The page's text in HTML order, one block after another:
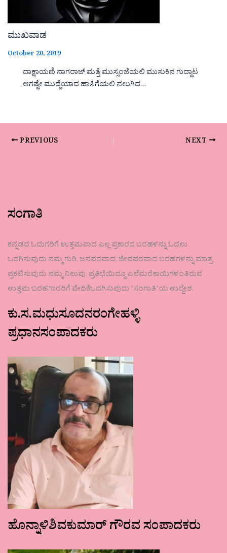
ಮುಖವಾಡ
October 20, 2019
ದಾಕ್ಷಾಯಣಿ ನಾಗರಾಜ್ ಮತ್ತೆ ಮುಸ್ಸಂಜೆಯಲಿ ಮುಸುಕಿನ ಗುದ್ದಾಟ
ಆಗಷ್ಟೇ ಮುದ್ದೆಯಾದ ಹಾಸಿಗೆಯಲಿ ನಲುಗಿದ…
PREVIOUS NEXT
ಸಂಗಾತಿ
ಕನ್ನಡದ ಓದುಗರಿಗೆ ಉತ್ತಮವಾದ ಎಲ್ಲ ಪ್ರಕಾರದ ಬರಹಳನ್ನು ಓದಲು
ಒದಗಿಸುವುದು ನಮ್ಮ ಗುರಿ. ಜನಪರವಾದ, ಜೀವಪರವಾದ ಬರಹಗಳನ್ನು ಮಾತ್ರ
ಪ್ರಕಟಿಸುವುದು ನಮ್ಮ ನಿಲುವು. ಪ್ರತಿಭೆಯಿದ್ದೂ ಎಲೆಮರೆಕಾಯಿಗಳಂತಿರುವ
ಉತ್ತಮ ಬರಹಗಾರರಿಗೆ ವೇದಿಕೆಒದಗಿಸುವುದು ʼಸಂಗಾತಿʼಯ ಉದ್ದೇಶ.
ಕು.ಸ.ಮಧುಸೂದನರಂಗೇಹಳ್ಳಿ
ಪ್ರಧಾನಸಂಪಾದಕರು
ಹೊನ್ನಾಳಿಶಿವಕುಮಾರ್ ಗೌರವ ಸಂಪಾದಕರು